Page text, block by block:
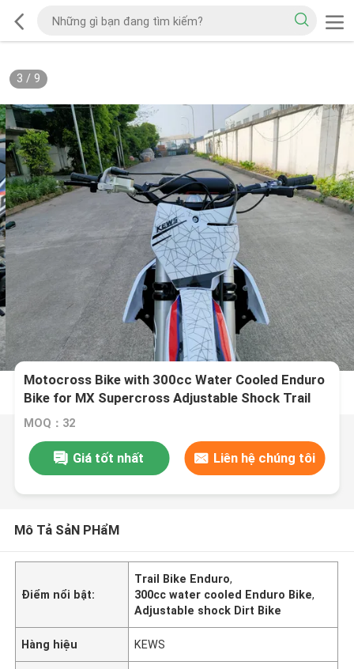
3 / 9
Motocross Bike with 300cc Water Cooled Enduro
Bike for MX Supercross Adjustable Shock Trail
Bike Enduro for Wheelie and Jump
MOQ：32
Giá tốt nhất Liên hệ chúng tôi
Mô Tả SảN PHẩM
Điểm nổi bật:
Trail Bike Enduro,
300cc water cooled Enduro Bike,
Adjustable shock Dirt Bike
Hàng hiệu KEWS